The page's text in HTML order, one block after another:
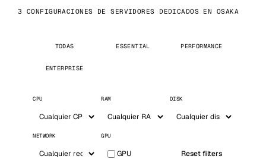
3 CONFIGURACIONES DE SERVIDORES DEDICADOS EN OSAKA
TODAS ESSENTIAL PERFORMANCE
ENTERPRISE
CPU RAM DISK
NETWORK GPU
GPU Reset filters